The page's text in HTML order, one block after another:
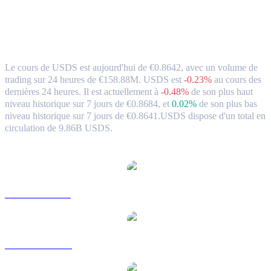
Le cours de USDS est aujourd'hui de €0.8642, avec un volume de
trading sur 24 heures de €158.88M. USDS est -0.23% au cours des
dernières 24 heures. Il est actuellement à -0.48% de son plus haut
niveau historique sur 7 jours de €0.8684, et 0.02% de son plus bas
niveau historique sur 7 jours de €0.8641.USDS dispose d'un total en
circulation de 9.86B USDS.